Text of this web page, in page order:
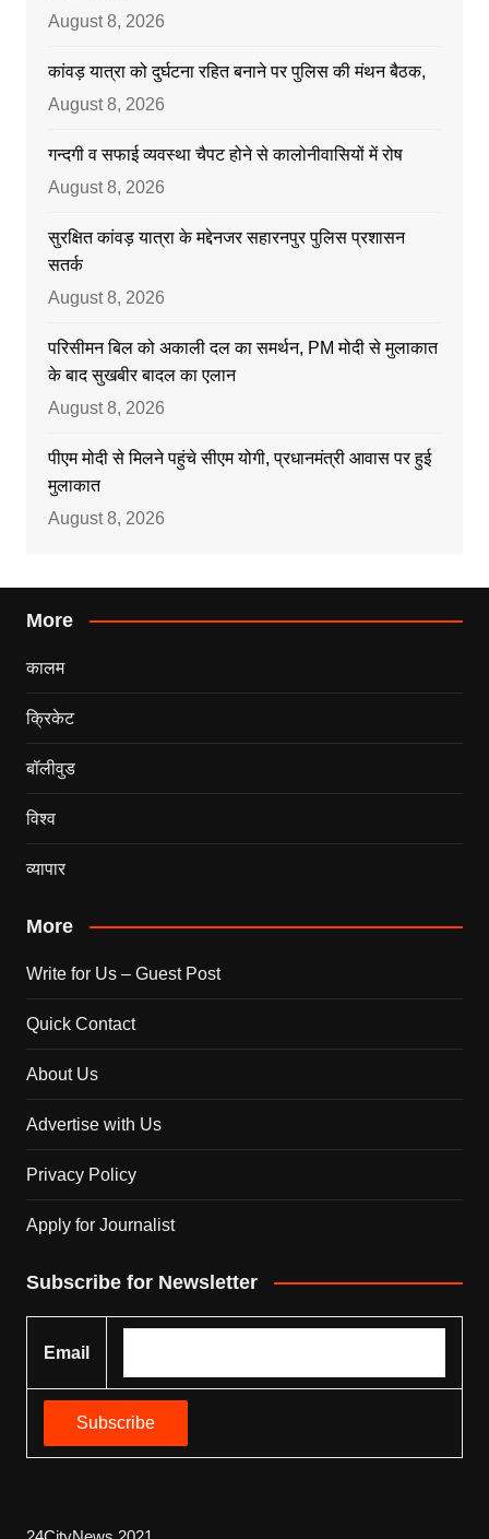
August 8, 2026
कांवड़ यात्रा को दुर्घटना रहित बनाने पर पुलिस की मंथन बैठक,
August 8, 2026
गन्दगी व सफाई व्यवस्था चैपट होने से कालोनीवासियों में रोष
August 8, 2026
सुरक्षित कांवड़ यात्रा के मद्देनजर सहारनपुर पुलिस प्रशासन
सतर्क
August 8, 2026
परिसीमन बिल को अकाली दल का समर्थन, PM मोदी से मुलाकात
के बाद सुखबीर बादल का एलान
August 8, 2026
पीएम मोदी से मिलने पहुंचे सीएम योगी, प्रधानमंत्री आवास पर हुई
मुलाकात
August 8, 2026
More
कालम
क्रिकेट
बॉलीवुड
विश्व
व्यापार
More
Write for Us – Guest Post
Quick Contact
About Us
Advertise with Us
Privacy Policy
Apply for Journalist
Subscribe for Newsletter
Email